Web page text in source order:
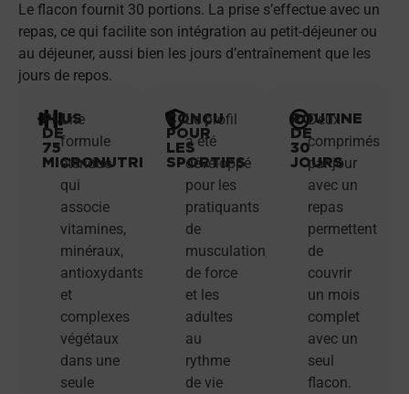
Le flacon fournit 30 portions. La prise s’effectue avec un
repas, ce qui facilite son intégration au petit-déjeuner ou
au déjeuner, aussi bien les jours d’entraînement que les
jours de repos.
PLUS
DE
75
MICRONUTRIMENTS
Une
formule
étendue
qui
associe
vitamines,
minéraux,
antioxydants
et
complexes
végétaux
dans une
seule
CONÇU
POUR
LES
SPORTIFS
Le profil
a été
développé
pour les
pratiquants
de
musculation,
de force
et les
adultes
au
rythme
de vie
ROUTINE
DE
30
JOURS
Deux
comprimés
par jour
avec un
repas
permettent
de
couvrir
un mois
complet
avec un
seul
flacon.